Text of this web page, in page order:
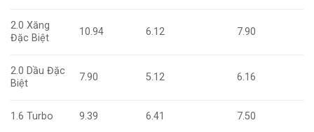
2.0 Xăng
Đặc Biệt
10.94 6.12 7.90
2.0 Dầu Đặc
Biệt
7.90 5.12 6.16
1.6 Turbo 9.39 6.41 7.50